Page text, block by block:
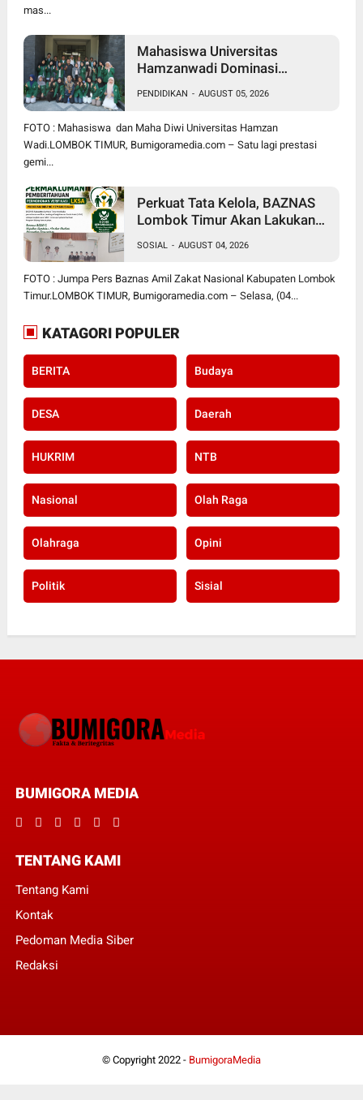
mas...
Mahasiswa Universitas
Hamzanwadi Dominasi
Harumkan NTB di Tingkat
Nasional
PENDIDIKAN - AUGUST 05, 2026
FOTO : Mahasiswa dan Maha Diwi Universitas Hamzan
Wadi.LOMBOK TIMUR, Bumigoramedia.com – Satu lagi prestasi
gemi...
Perkuat Tata Kelola, BAZNAS
Lombok Timur Akan Lakukan
Lembaga Kesejahteraan Sosial
Anak
SOSIAL - AUGUST 04, 2026
FOTO : Jumpa Pers Baznas Amil Zakat Nasional Kabupaten Lombok
Timur.LOMBOK TIMUR, Bumigoramedia.com – Selasa, (04...
KATAGORI POPULER
BERITA Budaya
DESA Daerah
HUKRIM NTB
Nasional Olah Raga
Olahraga Opini
Politik Sisial
BUMIGORA MEDIA
TENTANG KAMI
Tentang Kami
Kontak
Pedoman Media Siber
Redaksi
© Copyright 2022 - BumigoraMedia